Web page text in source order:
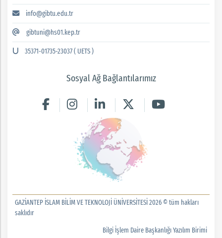
info@gibtu.edu.tr
gibtuni@hs01.kep.tr
35371-01735-23037 ( UETS )
Sosyal Ağ Bağlantılarımız
GAZİANTEP İSLAM BİLİM VE TEKNOLOJİ ÜNİVERSİTESİ 2026 © tüm hakları
saklıdır
Bilgi İşlem Daire Başkanlığı Yazılım Birimi